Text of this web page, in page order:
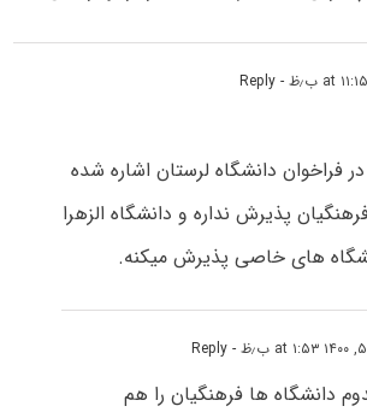
- Reply
فراخوان دانشگاه لرستان اشاره شده
پذیرش نداره و دانشگاه الزهرا
های خاصی پذیرش میکنه.
- Reply
دانشگاه ها فرهنگیان را هم